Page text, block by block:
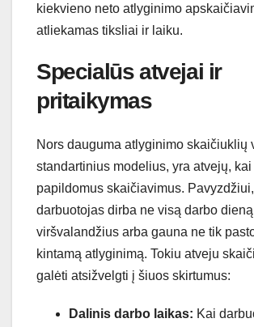
kiekvieno neto atlyginimo
atliekamas tiksliai ir laiku.
Specialūs atvejai ir
pritaikymas
Nors dauguma atlyginimo skaičiuklių
standartinius modelius, yra atvejų,
papildomus skaičiavimus.
darbuotojas dirba ne visą darbo
viršvalandžius arba gauna ne tik
kintamą atlyginimą. Tokiu atveju
galėti atsižvelgti į šiuos skirtumus:
Dalinis darbo laikas: Kai